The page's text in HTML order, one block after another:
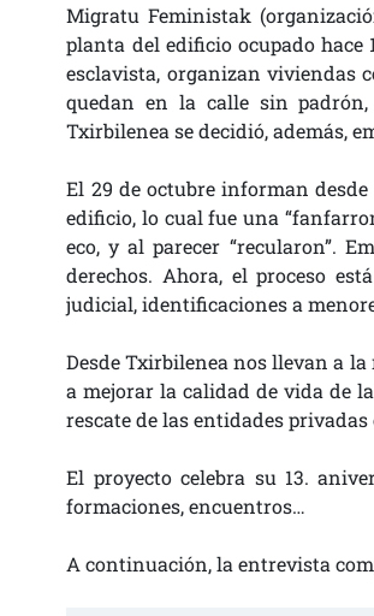
Migratu Feministak
planta del edificio ocupado hace
esclavista, organizan viviendas
quedan en la calle sin
Txirbilenea se decidió, además,
El 29 de octubre informan
edificio, lo cual fue una
eco, y al parecer “recularon”.
derechos. Ahora, el proceso
judicial, identificaciones a
Desde Txirbilenea nos llevan a la
a mejorar la calidad de vida de
rescate de las entidades
El proyecto celebra su 13.
formaciones, encuentros…
A continuación, la entrevista